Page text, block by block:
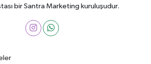
bir Santra Marketing kuruluşudur.